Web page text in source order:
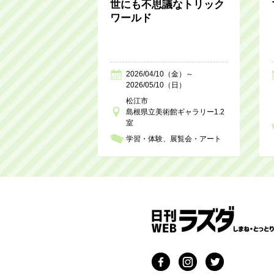
世にも不思議なトリック
ワールド
2026/04/10（金）～
2026/05/10（日）
松江市
島根県立美術館ギャラリー1.2
室
学習・体験
展覧会・アート